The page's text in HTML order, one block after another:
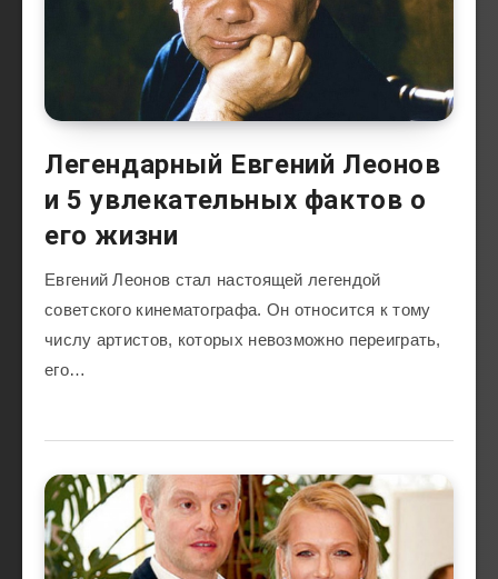
Легендарный Евгений Леонов
и 5 увлекательных фактов о
его жизни
Евгений Леонов стал настоящей легендой
советского кинематографа. Он относится к тому
числу артистов, которых невозможно переиграть,
его…